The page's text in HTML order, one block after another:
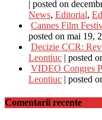
| posted on
News, Editorial,
Cannes Film
posted on mai 19,
Decizie CCR:
Leontiuc | posted
VIDEO Congres
Leontiuc | posted
Comentarii recente